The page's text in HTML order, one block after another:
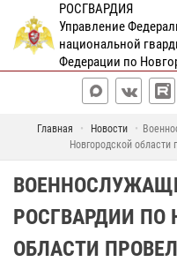
РОСГВАРДИЯ
Управление
национальной
Федерации по
Главная Новости
Новгородской области
РОСГВАРДИИ ПО
ОБЛАСТИ